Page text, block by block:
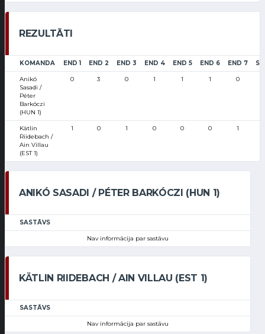
REZULTĀTI
KOMANDA END 1 END 2 END 3 END 4 END 5 END 6 END 7
Anikó
Sasadi /
Péter
Barkóczi
(HUN 1)
0 3 0 1 1 1 0
Kätlin
Riidebach /
Ain Villau
(EST 1)
1 0 1 0 0 0 1
ANIKÓ SASADI / PÉTER BARKÓCZI (HUN 1)
SASTĀVS
Nav informācija par sastāvu
KÄTLIN RIIDEBACH / AIN VILLAU (EST 1)
SASTĀVS
Nav informācija par sastāvu